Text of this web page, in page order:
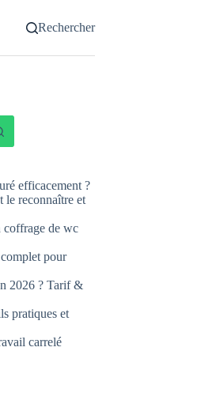
Rechercher
efficacement ?
le reconnaître et
coffrage de wc
pour
2026 ? Tarif &
pratiques et
carrelé